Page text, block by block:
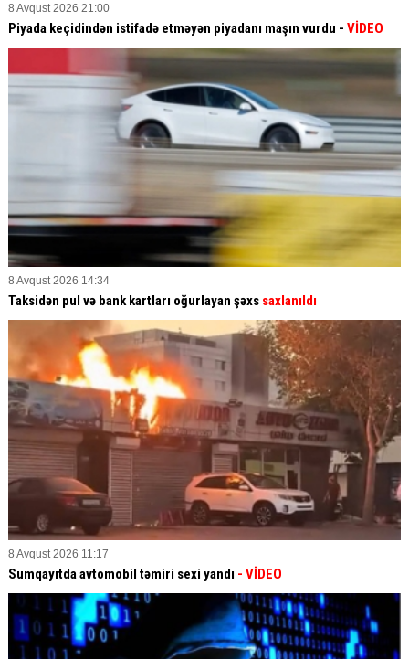
8 Avqust 2026 21:00
Piyada keçidindən istifadə etməyən piyadanı maşın vurdu - VİDEO
8 Avqust 2026 14:34
Taksidən pul və bank kartları oğurlayan şəxs saxlanıldı
8 Avqust 2026 11:17
Sumqayıtda avtomobil təmiri sexi yandı - VİDEO